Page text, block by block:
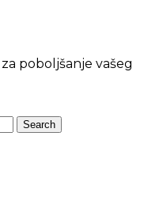
poboljšanje vašeg
Search